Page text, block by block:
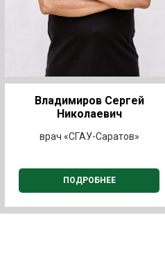
Владимиров Сергей
Николаевич
врач «СГАУ-Саратов»
ПОДРОБНЕЕ